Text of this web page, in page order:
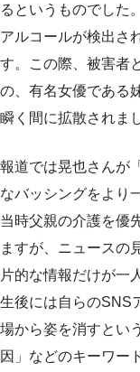
るというものでした
アルコールが検出さ
す。この際、被害者
の、有名女優である
瞬く間に拡散されま
報道では晃也さんが
なバッシングをより
当時父親の介護を優
ますが、ニュースの
片的な情報だけが一
生後には自らのSNS
場から姿を消すとい
因」などのキーワー